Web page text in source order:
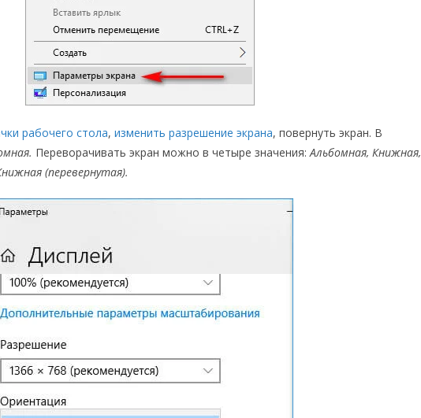
рабочего стола, изменить разрешение экрана, повернуть экран. В
Переворачивать экран можно в четыре значения:Альбомная, Книжная,
(перевернутая).